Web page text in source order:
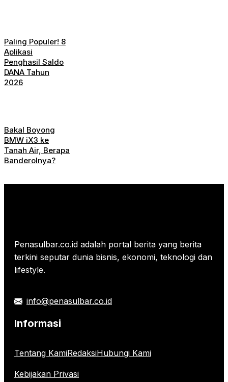
Paling Populer! 8
Aplikasi
Penghasil Saldo
DANA Tahun
2026
Bakal Boyong
BMW iX3 ke
Tanah Air, Berapa
Banderolnya?
Penasulbar.co.id adalah portal berita yang berita
terkini seputar dunia bisnis, ekonomi, teknologi dan
lifestyle.
info@penasulbar.co.id
Informasi
Tentang KamiRedaksiHubungi Kami
Kebijakan Privasi